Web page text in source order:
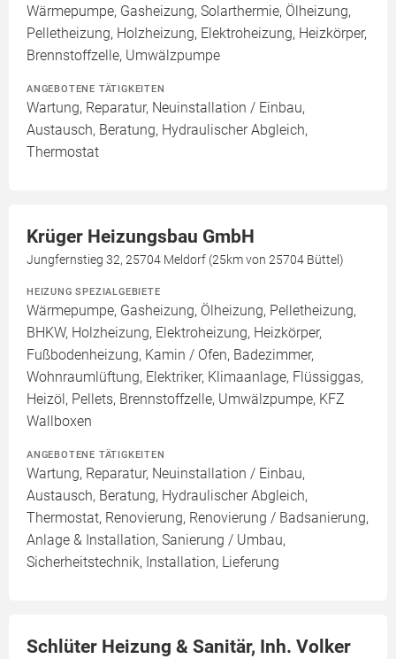
Wärmepumpe, Gasheizung, Solarthermie, Ölheizung,
Pelletheizung, Holzheizung, Elektroheizung, Heizkörper,
Brennstoffzelle, Umwälzpumpe
ANGEBOTENE TÄTIGKEITEN
Wartung, Reparatur, Neuinstallation / Einbau,
Austausch, Beratung, Hydraulischer Abgleich,
Thermostat
Krüger Heizungsbau GmbH
Jungfernstieg 32, 25704 Meldorf (25km von 25704 Büttel)
HEIZUNG SPEZIALGEBIETE
Wärmepumpe, Gasheizung, Ölheizung, Pelletheizung,
BHKW, Holzheizung, Elektroheizung, Heizkörper,
Fußbodenheizung, Kamin / Ofen, Badezimmer,
Wohnraumlüftung, Elektriker, Klimaanlage, Flüssiggas,
Heizöl, Pellets, Brennstoffzelle, Umwälzpumpe, KFZ
Wallboxen
ANGEBOTENE TÄTIGKEITEN
Wartung, Reparatur, Neuinstallation / Einbau,
Austausch, Beratung, Hydraulischer Abgleich,
Thermostat, Renovierung, Renovierung / Badsanierung,
Anlage & Installation, Sanierung / Umbau,
Sicherheitstechnik, Installation, Lieferung
Schlüter Heizung & Sanitär, Inh. Volker